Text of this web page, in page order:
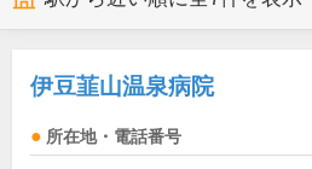
伊豆韮山温泉病院
所在地・電話番号